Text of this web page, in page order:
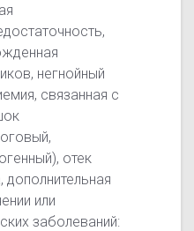
негнойный
связанная с
отек
или
заболеваний: